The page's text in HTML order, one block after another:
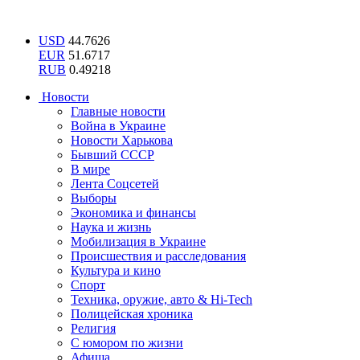
USD 44.7626
EUR 51.6717
RUB 0.49218
Новости
Главные новости
Война в Украине
Новости Харькова
Бывший СССР
В мире
Лента Соцсетей
Выборы
Экономика и финансы
Наука и жизнь
Мобилизация в Украине
Происшествия и расследования
Культура и кино
Спорт
Техника, оружие, авто & Hi-Tech
Полицейская хроника
Религия
С юмором по жизни
Афиша